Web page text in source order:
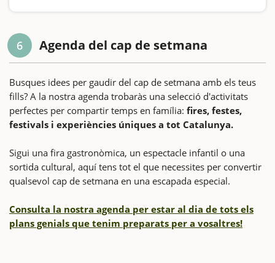
6 Agenda del cap de setmana
Busques idees per gaudir del cap de setmana amb els teus
fills? A la nostra agenda trobaràs una selecció d'activitats
perfectes per compartir temps en família: fires, festes,
festivals i experiències úniques a tot Catalunya.
Sigui una fira gastronòmica, un espectacle infantil o una
sortida cultural, aquí tens tot el que necessites per convertir
qualsevol cap de setmana en una escapada especial.
Consulta la nostra agenda per estar al dia de tots els
plans genials que tenim preparats per a vosaltres!